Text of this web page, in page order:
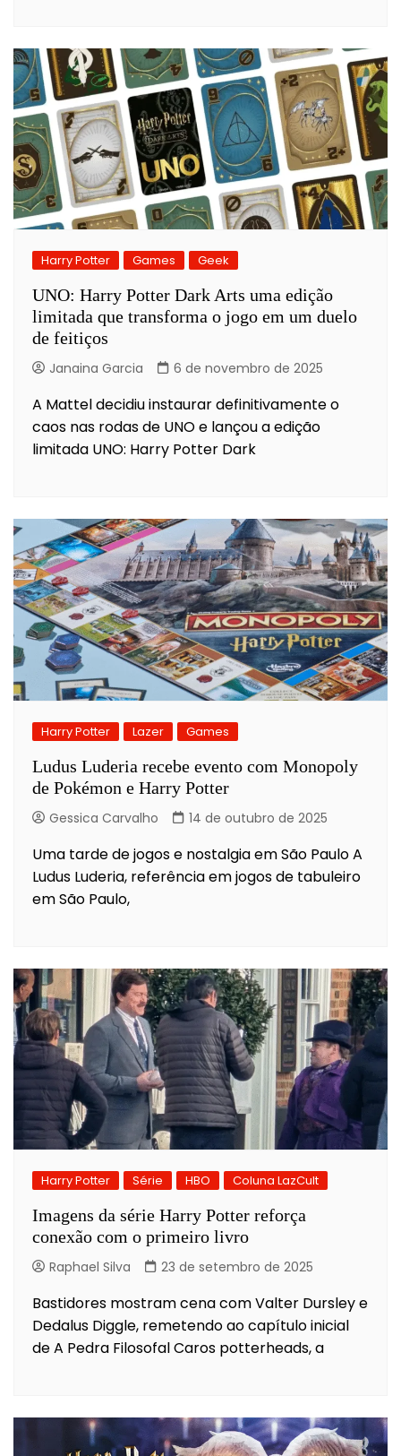
Harry Potter Games Geek
UNO: Harry Potter Dark Arts uma edição
limitada que transforma o jogo em um duelo
de feitiços
Janaina Garcia 6 de novembro de 2025
A Mattel decidiu instaurar definitivamente o
caos nas rodas de UNO e lançou a edição
limitada UNO: Harry Potter Dark
Harry Potter Lazer Games
Ludus Luderia recebe evento com Monopoly
de Pokémon e Harry Potter
Gessica Carvalho 14 de outubro de 2025
Uma tarde de jogos e nostalgia em São Paulo A
Ludus Luderia, referência em jogos de tabuleiro
em São Paulo,
Harry Potter Série HBO Coluna LazCult
Imagens da série Harry Potter reforça
conexão com o primeiro livro
Raphael Silva 23 de setembro de 2025
Bastidores mostram cena com Valter Dursley e
Dedalus Diggle, remetendo ao capítulo inicial
de A Pedra Filosofal Caros potterheads, a